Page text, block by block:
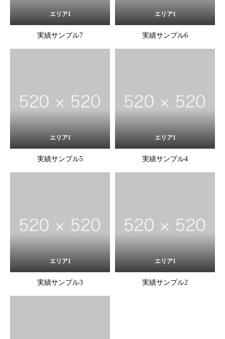
エリア1
実績サンプル7
エリア1
実績サンプル6
エリア1
実績サンプル5
エリア1
実績サンプル4
エリア1
実績サンプル3
エリア1
実績サンプル2